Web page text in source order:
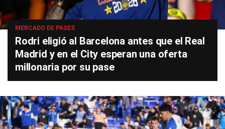
MERCADO DE PASES
Rodri eligió al Barcelona antes que el Real
Madrid y en el City esperan una oferta
millonaria por su pase